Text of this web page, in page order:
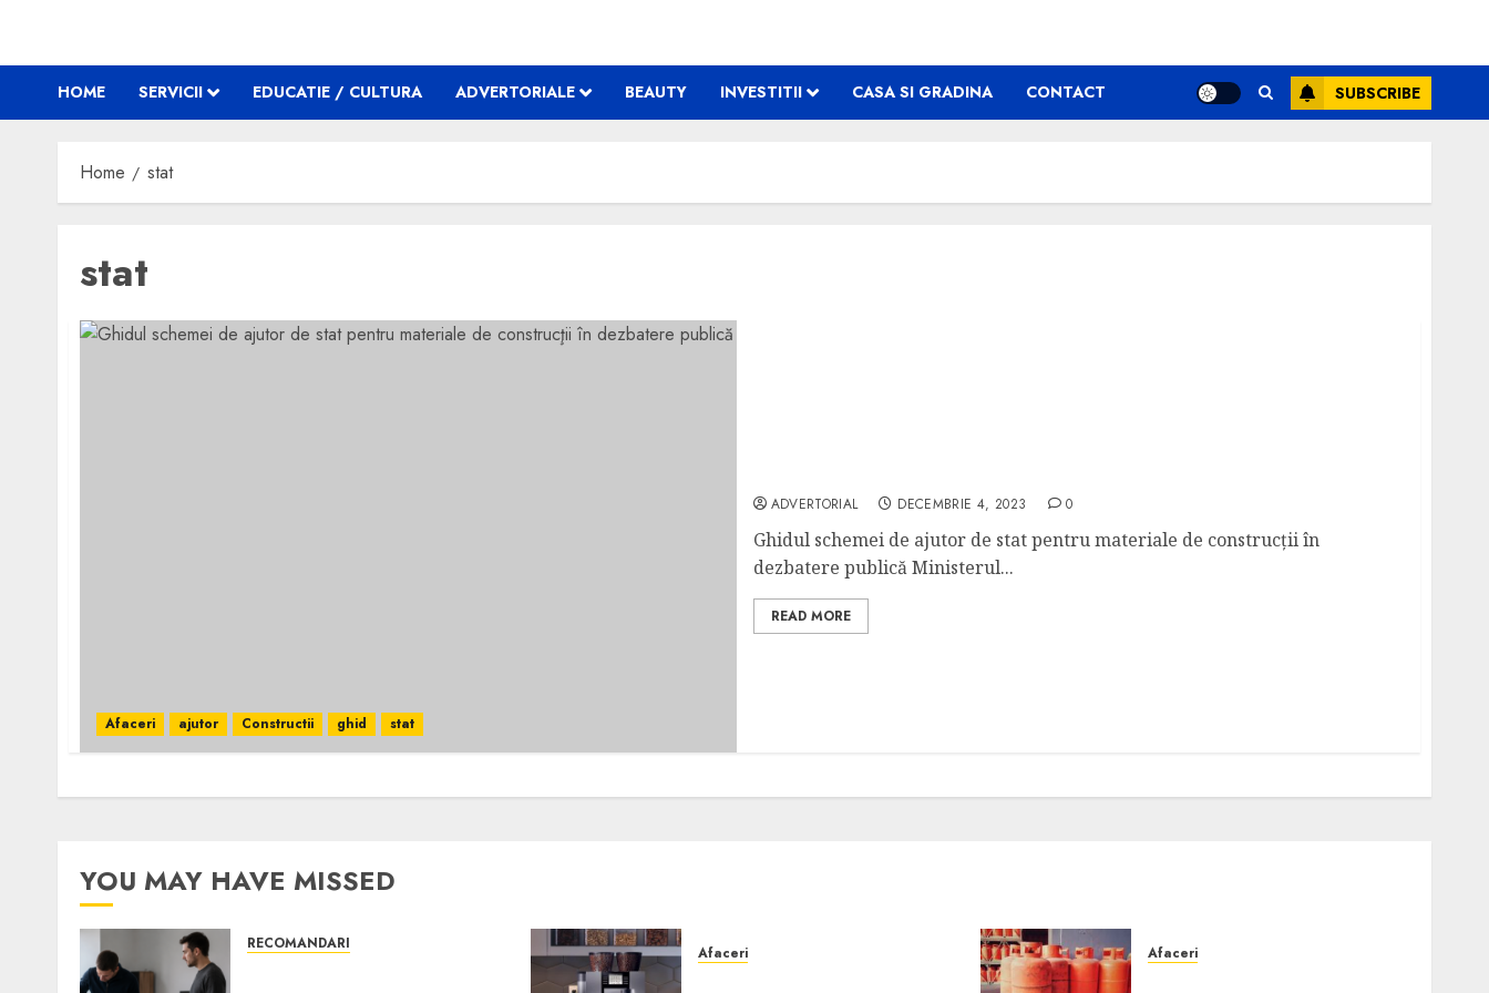
HOME SERVICII EDUCATIE / CULTURA ADVERTORIALE BEAUTY INVESTITII CASA SI GRADINA CONTACT SUBSCRIBE
Home stat
stat
Afaceri ajutor Constructii ghid stat
ADVERTORIAL DECEMBRIE 4, 2023 0
Ghidul schemei de ajutor de stat pentru materiale de construcţii în
dezbatere publică Ministerul...
READ MORE
YOU MAY HAVE MISSED
RECOMANDARI Afaceri Afaceri